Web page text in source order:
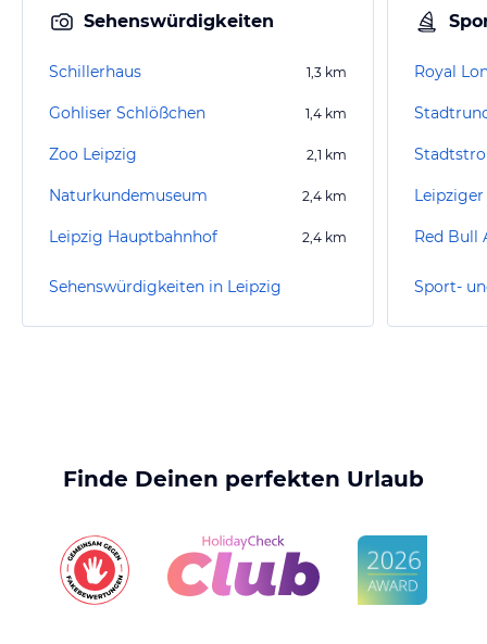
Sehenswürdigkeiten
Schillerhaus 1,3 km
Gohliser Schlößchen 1,4 km
Zoo Leipzig 2,1 km
Naturkundemuseum 2,4 km
Leipzig Hauptbahnhof 2,4 km
Sehenswürdigkeiten in Leipzig
Royal
Red Bull
Sport-
Finde Deinen perfekten Urlaub